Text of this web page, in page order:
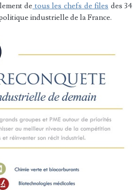
de tous les chefs de files des 34
industrielle de la France.